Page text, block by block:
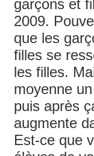
garçons et
2009.
que les
filles se
les filles.
moyenne
puis après
augmente
Est-ce que